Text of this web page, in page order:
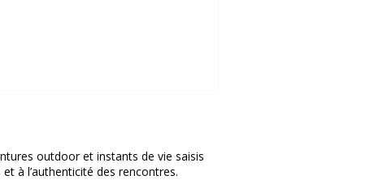
outdoor et instants de vie saisis
à l’authenticité des rencontres.